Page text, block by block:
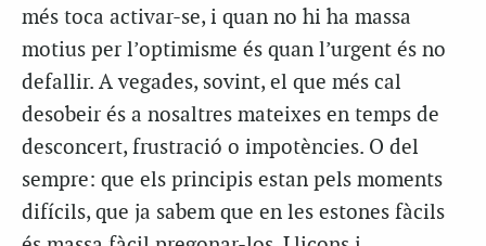
més toca activar-se, i quan no hi ha massa
motius per l’optimisme és quan l’urgent és no
defallir. A vegades, sovint, el que més cal
desobeir és a nosaltres mateixes en temps de
desconcert, frustració o impotències. O del
sempre: que els principis estan pels moments
difícils, que ja sabem que en les estones fàcils